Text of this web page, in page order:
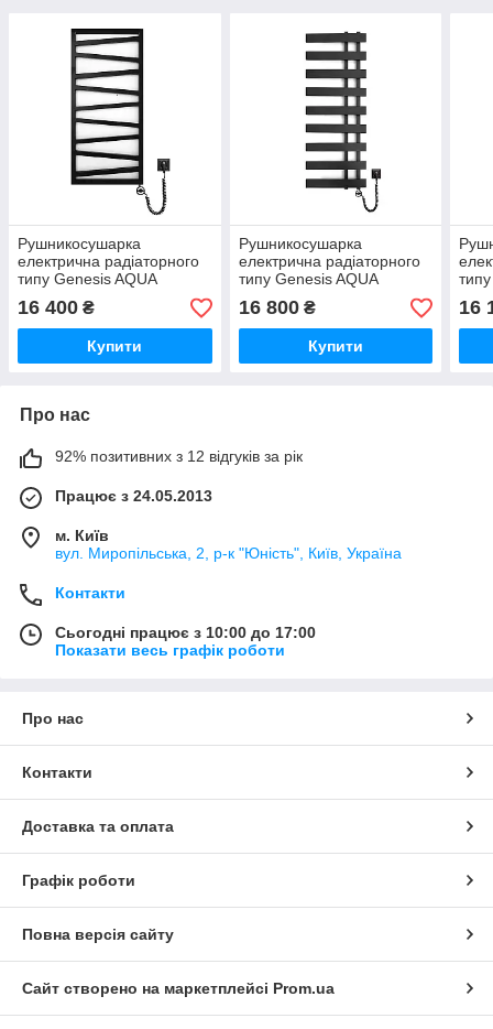
Рушникосушарка
електрична радіаторного
типу Genesis AQUA
1200х530х30 Genesis з
теном для обігріву
приміщень права, чорна,
16 400 ₴
Купити
Рушникосушарка
електрична радіаторного
типу Genesis AQUA
1200х530 Split з теном для
обігріву приміщень, права,
чорна, гарантія
16 800₴
Купити
для
16
Про нас
92% позитивних з 12 відгуків за рік
Працює з 24.05.2013
м. Київ
вул. Миропільська, 2, р-к "Юність", Київ, Україна
Контакти
Сьогодні працює з 10:00 до 17:00
Показати весь графік роботи
Про нас
Контакти
Доставка та оплата
Графік роботи
Повна версія сайту
Сайт створено на маркетплейсі Prom.ua